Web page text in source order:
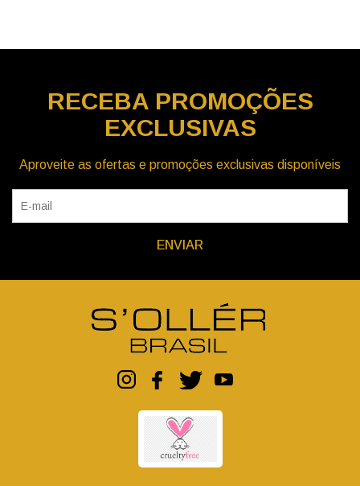
RECEBAPROMOÇÕES
EXCLUSIVAS
Aproveite as ofertas e promoções exclusivas disponíveis
ENVIAR